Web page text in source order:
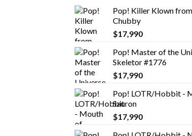
Pop! Killer Klown
Chubby
$17,990
Pop! Master of the
Skeletor #1776
$17,990
Pop! LOTR/Hobbit -
Sauron
$17,990